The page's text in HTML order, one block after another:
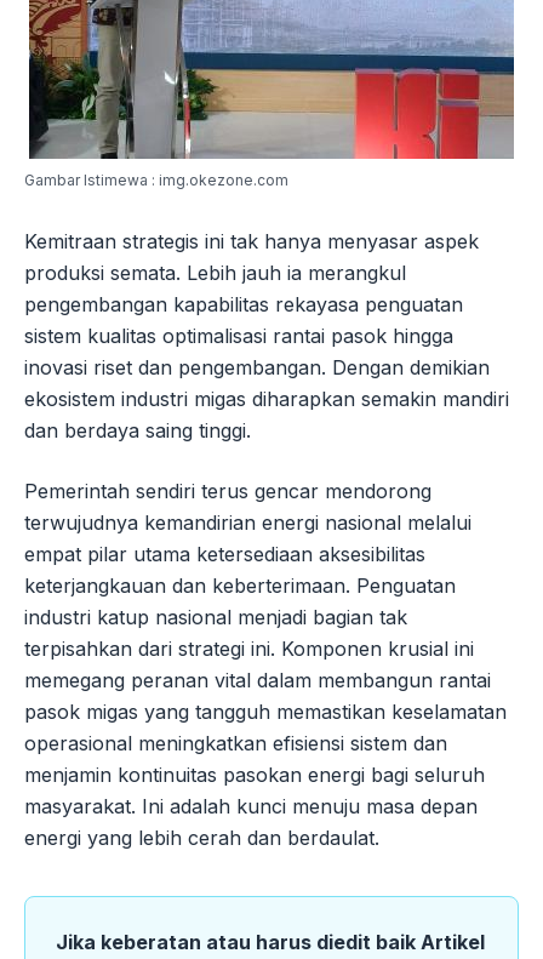
Gambar Istimewa : img.okezone.com
Kemitraan strategis ini tak hanya menyasar aspek
produksi semata. Lebih jauh ia merangkul
pengembangan kapabilitas rekayasa penguatan
sistem kualitas optimalisasi rantai pasok hingga
inovasi riset dan pengembangan. Dengan demikian
ekosistem industri migas diharapkan semakin mandiri
dan berdaya saing tinggi.
Pemerintah sendiri terus gencar mendorong
terwujudnya kemandirian energi nasional melalui
empat pilar utama ketersediaan aksesibilitas
keterjangkauan dan keberterimaan. Penguatan
industri katup nasional menjadi bagian tak
terpisahkan dari strategi ini. Komponen krusial ini
memegang peranan vital dalam membangun rantai
pasok migas yang tangguh memastikan keselamatan
operasional meningkatkan efisiensi sistem dan
menjamin kontinuitas pasokan energi bagi seluruh
masyarakat. Ini adalah kunci menuju masa depan
energi yang lebih cerah dan berdaulat.
Jika keberatan atau harus diedit baik Artikel